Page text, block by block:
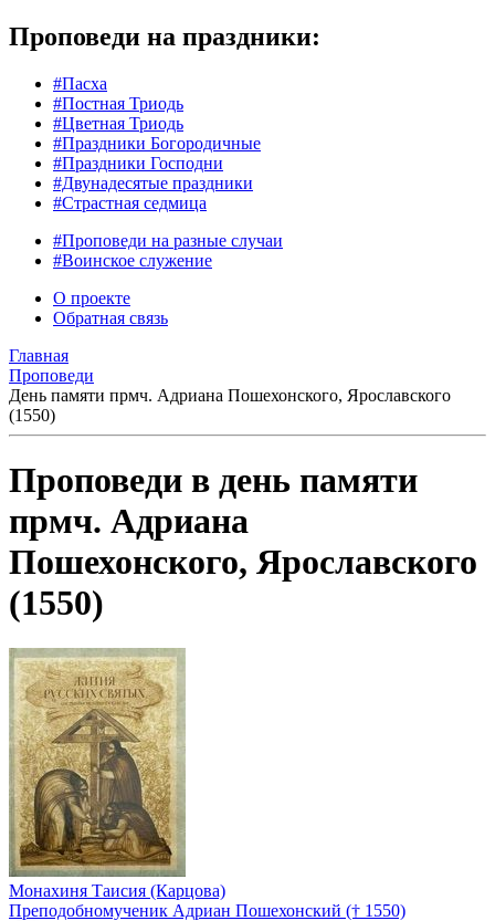
Проповеди на праздники:
#Пасха
#Постная Триодь
#Цветная Триодь
#Праздники Богородичные
#Праздники Господни
#Двунадесятые праздники
#Страстная седмица
#Проповеди на разные случаи
#Воинское служение
О проекте
Обратная связь
Главная
Проповеди
День памяти прмч. Адриана Пошехонского, Ярославского
(1550)
Проповеди в день памяти
прмч. Адриана
Пошехонского, Ярославского
(1550)
Монахиня Таисия (Карцова)
Преподобномученик Адриан Пошехонский († 1550)